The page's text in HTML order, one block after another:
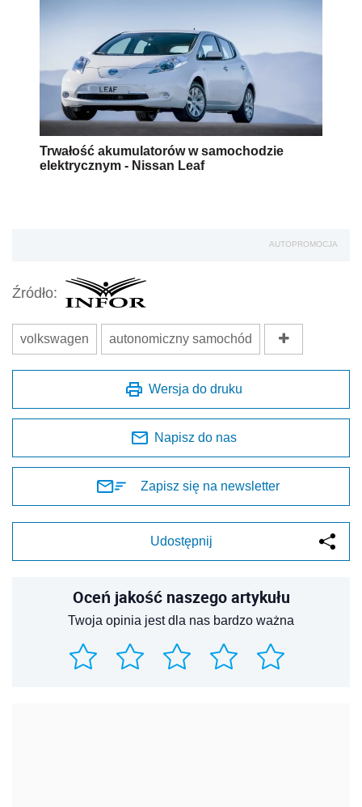
Trwałość akumulatorów w samochodzie
elektrycznym - Nissan Leaf
AUTOPROMOCJA
Źródło:
volkswagen autonomiczny samochód
Wersja do druku
Napisz do nas
Zapisz się na newsletter
Udostępnij
Oceń jakość naszego artykułu
Twoja opinia jest dla nas bardzo ważna